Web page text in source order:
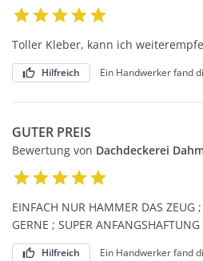
Toller Kleber, kann ich
Hilfreich Ein Handwerker fand
GUTER PREIS
Bewertung von Dachdeckerei
EINFACH NUR HAMMER DAS ZEUG
GERNE ; SUPER
Hilfreich Ein Handwerker fand